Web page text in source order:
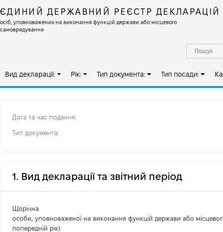
ЄДИНИЙ ДЕРЖАВНИЙ РЕЄСТР ДЕКЛАРАЦІЙ
осіб, уповноважених на виконання функцій держави або місцевого
самоврядування
Вид декларації: Рік: Тип документа: Тип посади:
Дата та час подання:
Тип документа:
1. Вид декларації та звітний період
Щорічна
особи, уповноваженої на виконання функцій держави або
попередній рік)